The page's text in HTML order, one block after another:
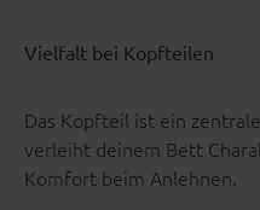
Vielfalt bei Kopfteilen
Das Kopfteil ist ein
verleiht deinem Bett
Komfort beim Anlehnen.